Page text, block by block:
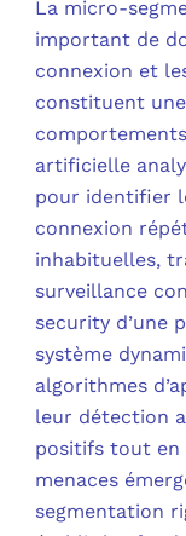
La micro-
important de
connexion et
constituent
artificielle
pour identifier
connexion
inhabituelles,
surveillance
security d’une
système
algorithmes
leur détection
positifs tout en
menaces
segmentation